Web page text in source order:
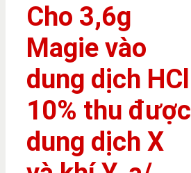
Cho 3,6g
Magie vào
dung dịch HCl
10% thu được
dung dịch X